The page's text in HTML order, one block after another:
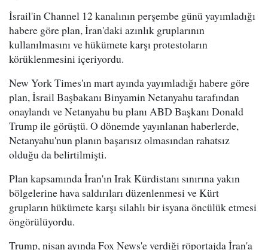
İsrail'in Channel 12 kanalının perşembe günü yayımladığı
habere göre plan, İran'daki azınlık gruplarının
kullanılmasını ve hükümete karşı protestoların
körüklenmesini içeriyordu.
New York Times'ın mart ayında yayımladığı habere göre
plan, İsrail Başbakanı Binyamin Netanyahu tarafından
onaylandı ve Netanyahu bu planı ABD Başkanı Donald
Trump ile görüştü. O dönemde yayınlanan haberlerde,
Netanyahu'nun planın başarısız olmasından rahatsız
olduğu da belirtilmişti.
Plan kapsamında İran'ın Irak Kürdistanı sınırına yakın
bölgelerine hava saldırıları düzenlenmesi ve Kürt
grupların hükümete karşı silahlı bir isyana öncülük etmesi
öngörülüyordu.
Trump, nisan ayında Fox News'e verdiği röportajda İran'a